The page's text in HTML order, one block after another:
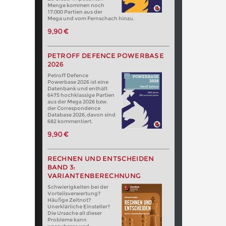
Menge kommen noch
17.000 Partien aus der
Mega und vom Fernschach hinzu.
9,90 €
PETROFF DEFENCE POWERBASE
2026
Petroff Defence
Powerbase 2026 ist eine
Datenbank und enthält
6475 hochklassige Partien
aus der Mega 2026 bzw.
der Correspondence
Database 2026, davon sind
682 kommentiert.
9,90 €
RECHNEN UND ENTSCHEIDEN
BAND 3:
VARIANTENBERECHNUNG
Schwierigkeiten bei der
Vorteilsverwertung?
Häufige Zeitnot?
Unerklärliche Einsteller?
Die Ursache all dieser
Probleme kann